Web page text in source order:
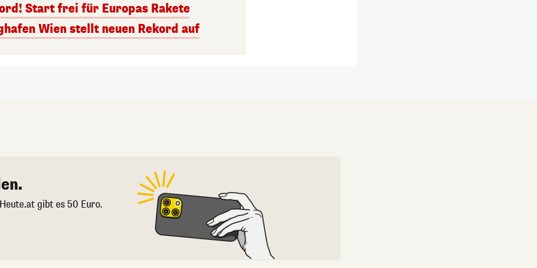
Start frei für Europas Rakete
Wien stellt neuen Rekord auf
gibt es 50 Euro.